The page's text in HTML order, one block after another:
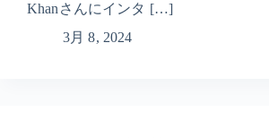
Khanさんにインタ […]
3月 8, 2024